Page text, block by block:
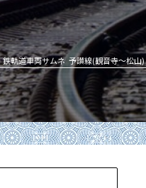
鉄軌道車両サムネ 予讃線(観音寺～松山)